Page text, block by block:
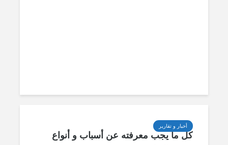
أخبار و تقارير
كل ما يجب معرفته عن أسباب و أنواع